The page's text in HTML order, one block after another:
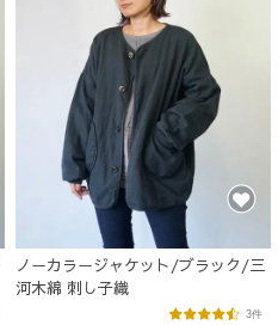
ノーカラージャケット/ブラック/三
河木綿 刺し子織
3件